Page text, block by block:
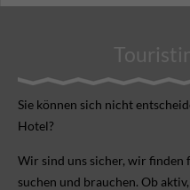
Sie können sich nicht
Hotel?
Wir sind uns sicher, wir finden
suchen und brauchen. Ob